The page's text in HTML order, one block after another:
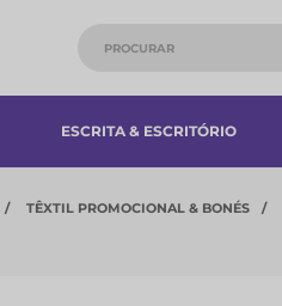
ESCRITA & ESCRITÓRIO
TÊXTIL PROMOCIONAL & BONÉS